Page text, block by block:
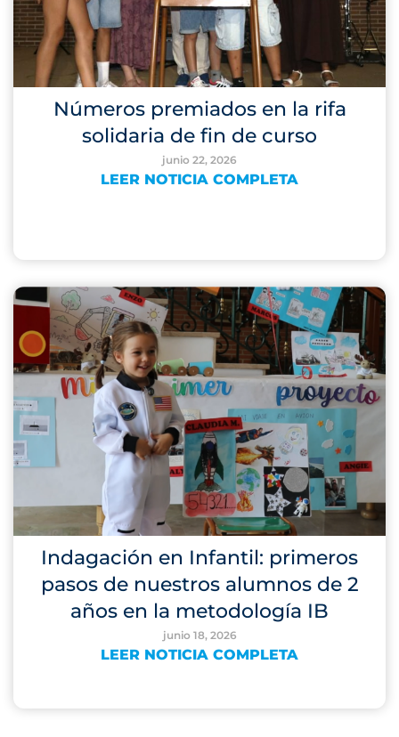
Números premiados en la rifa
solidaria de fin de curso
junio 22, 2026
LEER NOTICIA COMPLETA
Indagación en Infantil: primeros
pasos de nuestros alumnos de 2
años en la metodología IB
junio 18, 2026
LEER NOTICIA COMPLETA